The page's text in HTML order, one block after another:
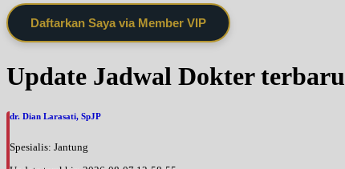
Daftarkan Saya via Member VIP
Update Jadwal Dokter terbaru
dr. Dian Larasati, SpJP
Spesialis: Jantung